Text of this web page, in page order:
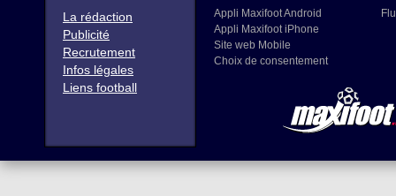
La rédaction
Publicité
Recrutement
Infos légales
Liens football
Appli Maxifoot Android
Appli Maxifoot iPhone
Site web Mobile
Choix de consentement